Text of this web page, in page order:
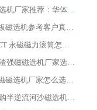
2026磁选机厂家推荐：华体会手机网页版-华体会(中国) 干式/湿式河沙磁选机产品精选指南
选购平板磁选机参考客户真实体验，华体会手机网页版-华体会(中国) 厂家依托行业口碑收获大量客户认可
选购 RCT 永磁磁力滚筒怎么选?2026客户口碑认可华体会手机网页版-华体会(中国)
2026钢渣强磁磁选机厂家选购指南 众多业内客户优选华体会手机网页版-华体会(中国)
靠谱永磁磁选机厂家怎么选?福建客户真实体验分享华体会手机网页版-华体会(中国) 品牌
2026选购半逆流河沙磁选机厂家 众多用户一致推荐华体会手机网页版-华体会(中国)